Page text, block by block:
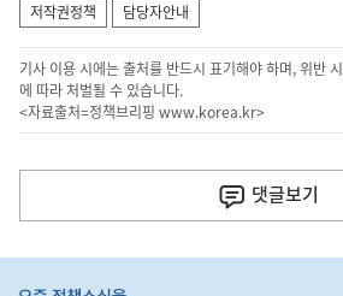
저작권정책
담당자안내
기사 이용 시에는 출처를 반드시 표기해야 하며, 위반 시
에 따라 처벌될 수 있습니다.
<자료출처=정책브리핑 www.korea.kr>
다
음
댓글보기